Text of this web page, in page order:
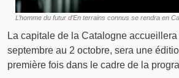
L’homme du futur d’En terrains connus se rendra en
La capitale de la Catalogne
septembre au 2 octobre, sera une
première fois dans le cadre de la